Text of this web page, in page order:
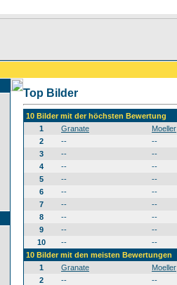
Top Bilder
10 Bilder mit der höchsten Bewertung
1
Granate Moeller
2
-- --
3
-- --
4
-- --
5
-- --
6
-- --
7
-- --
8
-- --
9
-- --
10
-- --
10 Bilder mit den meisten Bewertungen
1
Granate Moeller
2
-- --